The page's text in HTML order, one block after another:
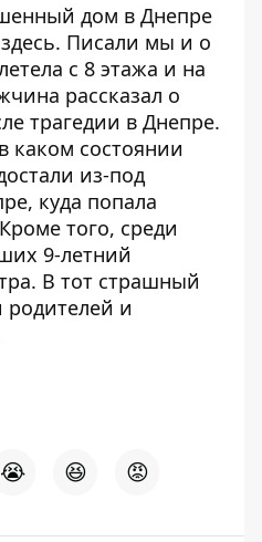
дом в Днепре
. Писали мы и о
с 8 этажа и на
рассказал о
трагедии в Днепре.
каком состоянии
из-под
куда попала
того, среди
9-летний
В тот страшный
родителей и
😭 😆 😡